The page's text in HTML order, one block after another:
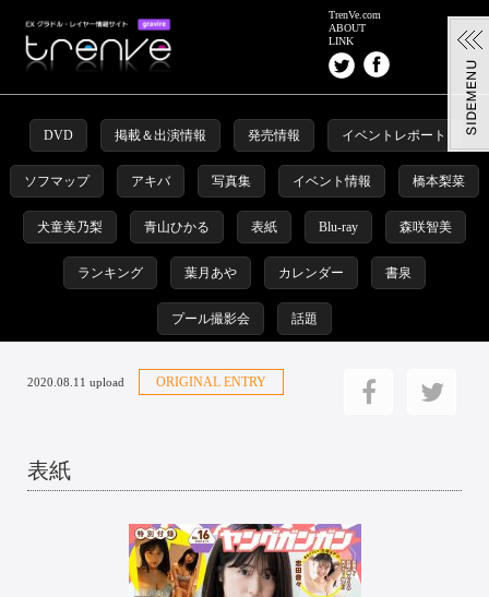
TrenVe.com
ABOUT
LINK
DVD 掲載＆出演情報 発売情報 イベントレポート
ソフマップ アキバ 写真集 イベント情報 橋本梨菜
犬童美乃梨 青山ひかる 表紙 Blu-ray 森咲智美
ランキング 葉月あや カレンダー 書泉
プール撮影会 話題
2020.08.11 upload ORIGINAL ENTRY
表紙